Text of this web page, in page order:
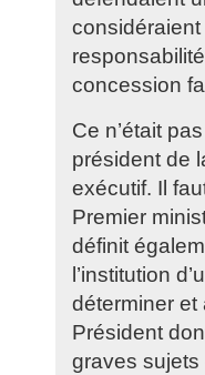
concession
Ce n’était
président de
exécutif. Il
Premier
définit
l’institution
déterminer et
Président
graves sujets